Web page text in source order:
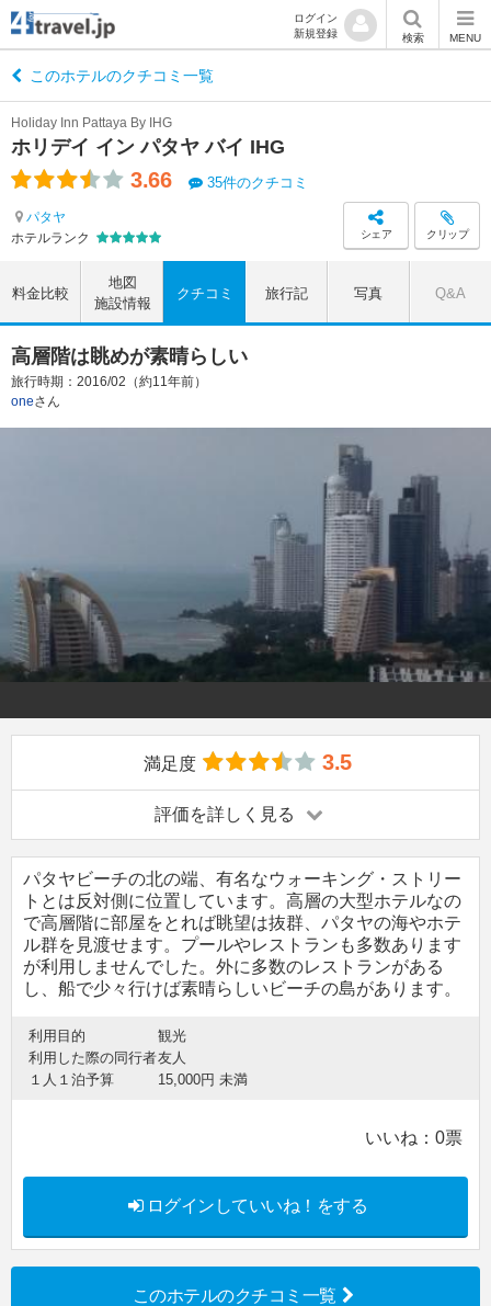
ログイン
新規登録
検索 MENU
このホテルのクチコミ一覧
ホリデイ イン パタヤ バイ IHG
Holiday Inn Pattaya By IHG
3.66 35件のクチコミ
パタヤ
ホテルランク
シェア クリップ
料金比較
地図
施設情報
クチコミ 旅行記 写真 Q&A
高層階は眺めが素晴らしい
旅行時期：2016/02（約11年前）
oneさん
満足度 3.5
評価を詳しく見る
パタヤビーチの北の端、有名なウォーキング・ストリー
トとは反対側に位置しています。高層の大型ホテルなの
で高層階に部屋をとれば眺望は抜群、パタヤの海やホテ
ル群を見渡せます。プールやレストランも多数あります
が利用しませんでした。外に多数のレストランがある
し、船で少々行けば素晴らしいビーチの島があります。
利用目的
観光
利用した際の同行者友人
１人１泊予算
15,000円 未満
いいね： 0票
ログインしていいね！をする
このホテルのクチコミ一覧